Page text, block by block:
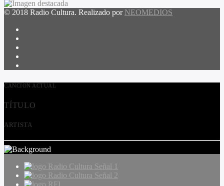
© 2018 Radio Cultura. Realizado por NEOMEDIOS
CANCIÓN ACTUAL
TÍTULO
ARTISTA
Radio Cultura Señal 1
Radio Cultura Señal 2